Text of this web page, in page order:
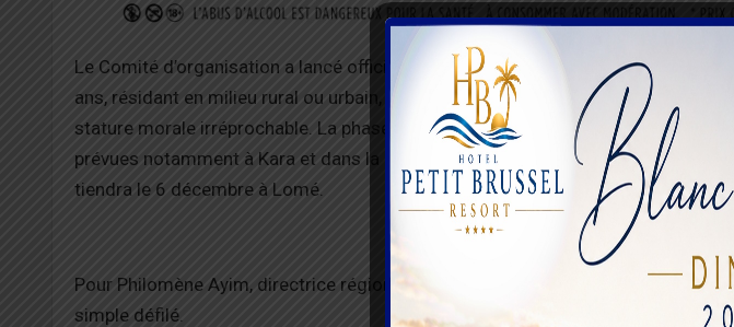
Le Comité d’organisation a lancé officiellement les inscriptions ce 11 juin 2025
ans, résidant en milieu rural ou urbain, à se porter candidates. Une bonne
stature morale irréprochable. La phase de sélection s’étendra sur plusieurs
prévues notamment à Kara et dans la région Maritime. Seules vingt finalistes
tiendra le 6 décembre à Lomé.
Pour Philomène Ayim, directrice régionale des Arts et de la Culture du Grand
simple défilé.